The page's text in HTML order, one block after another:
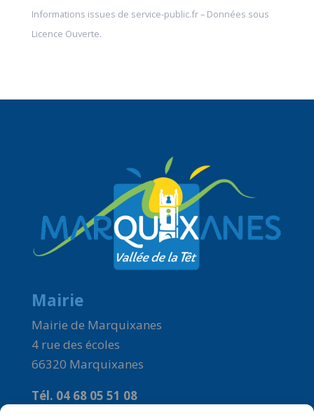
Informations issues de service-public.fr– Données sous
Licence Ouverte.
Mairie
Mairie de Marquixanes
4 rue des écoles
66320 Marquixanes
Tél. 04 68 05 51 08